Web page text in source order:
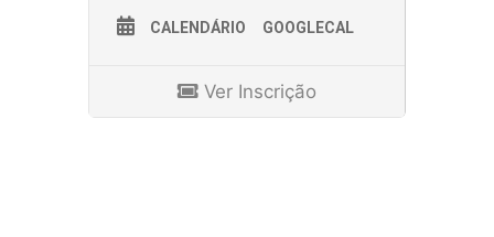
CALENDÁRIO GOOGLECAL
Ver Inscrição